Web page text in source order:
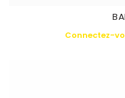
Connectez-